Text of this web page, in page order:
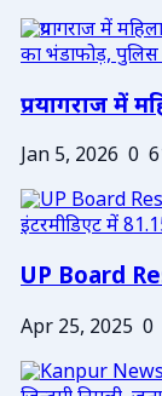
प्रयागराज में
Jan 5, 2026 0
UP Board
Apr 25, 2025 0